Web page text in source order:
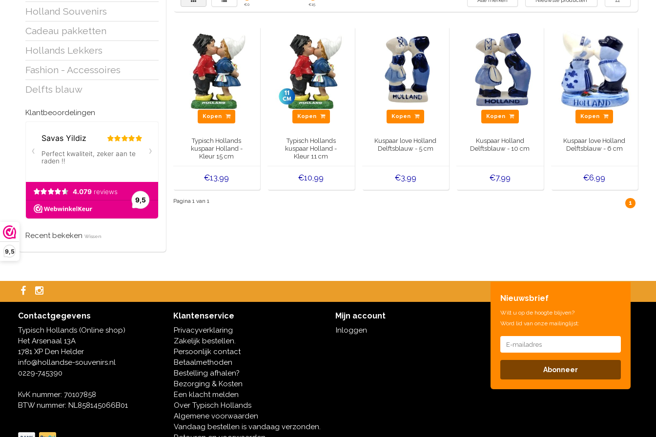
9,5
Holland Souvenirs
Cadeau pakketten
Hollands Lekkers
Fashion - Accessoires
Delfts blauw
Klantbeoordelingen
Recent bekeken Wissen
€0 €15
Kopen
Typisch Hollands
kuspaar Holland -
Kleur 15 cm
€13,99
Kopen
Typisch Hollands
kuspaar Holland -
Kleur 11 cm
€10,99
Kopen
Kuspaar love Holland
Delftsblauw - 5 cm
€3,99
Kopen
Kuspaar Holland
Delftsblauw - 10 cm
€7,99
Kopen
Kuspaar love Holland
Delftsblauw - 6 cm
€6,99
Pagina 1 van 1 1
Contactgegevens
Typisch Hollands (Online shop)
Het Arsenaal 13A
1781 XP Den Helder
info@hollandse-souvenirs.nl
0229-745390
KvK nummer: 70107858
BTW nummer: NL858145066B01
Klantenservice
Privacyverklaring
Zakelijk bestellen.
Persoonlijk contact
Betaalmethoden
Bestelling afhalen?
Bezorging & Kosten
Een klacht melden
Over Typisch Hollands
Algemene voorwaarden
Vandaag bestellen is vandaag verzonden.
Mijn account
Inloggen
Nieuwsbrief
Wilt u op de hoogte blijven?
Word lid van onze mailinglijst:
Abonneer